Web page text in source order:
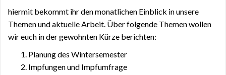
hiermit bekommt ihr den monatlichen Einblick in unsere
Themen und aktuelle Arbeit. Über folgende Themen wollen
wir euch in der gewohnten Kürze berichten:
Planung des Wintersemester
Impfungenund Impfumfrage